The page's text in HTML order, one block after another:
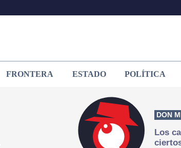
FRONTERA ESTADO POLÍTICA
DON
Los